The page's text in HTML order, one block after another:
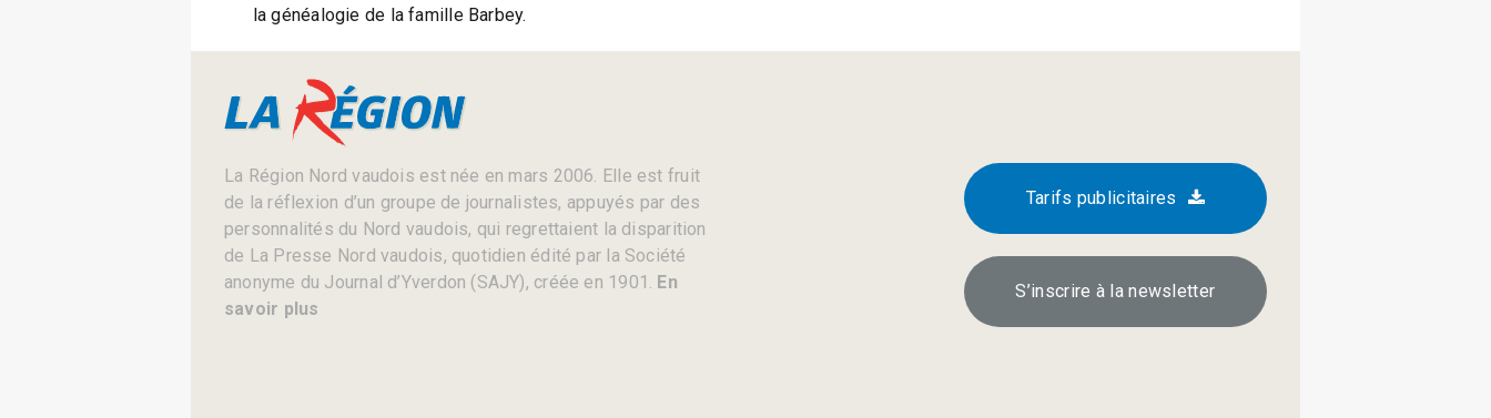
la généalogie de la famille Barbey.
La Région Nord vaudois est née en mars 2006. Elle est fruit
de la réflexion d’un groupe de journalistes, appuyés par des
personnalités du Nord vaudois, qui regrettaient la disparition
de La Presse Nord vaudois, quotidien édité par la Société
anonyme du Journal d’Yverdon (SAJY), créée en 1901. En
savoir plus
Tarifs publicitaires
S’inscrire à la newsletter